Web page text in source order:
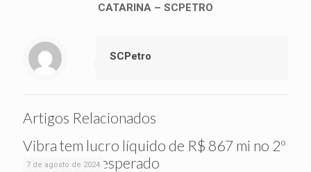
CATARINA – SCPETRO
SCPetro
Artigos Relacionados
7 de agosto de 2024
Vibra tem lucro líquido de R$ 867 mi no 2º
tri, acima do esperado